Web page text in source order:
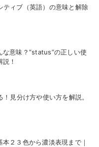
ィブ（英語）の意味と解除
な意味？”status”の正しい使
！
！見分け方や使い方を解説。
本２３色から濃淡表現まで｜